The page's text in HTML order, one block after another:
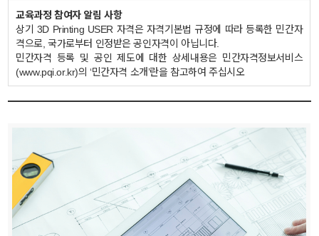
교육과정 참여자 알림 사항
상기 3D Printing USER 자격은 자격기본법 규정에 따라 등록한 민간자
격으로, 국가로부터 인정받은 공인자격이 아닙니다.
민간자격 등록 및 공인 제도에 대한 상세내용은 민간자격정보서비스
(www.pqi.or.kr)의 ‘민간자격 소개’란을 참고하여 주십시오